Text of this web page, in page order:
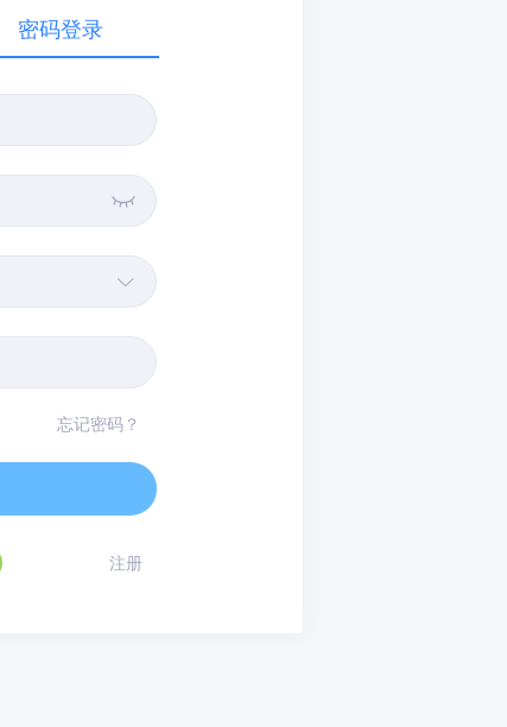
密码登录


忘记密码？
注册